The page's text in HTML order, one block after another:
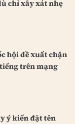
chỉ xây xát nhẹ
hội đề xuất chặn
trên mạng
ý kiến đặt tên